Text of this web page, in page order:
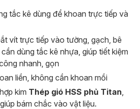
tắc kê dùng để khoan trực tiếp và
vít trực tiếp vào tường, gạch, bê
dùng tắc kê nhựa, giúp tiết kiệm
nhanh, gọn
liền, không cần khoan mồi
kim Thép gió HSS phủ Titan
bám chắc vào vật liệu.